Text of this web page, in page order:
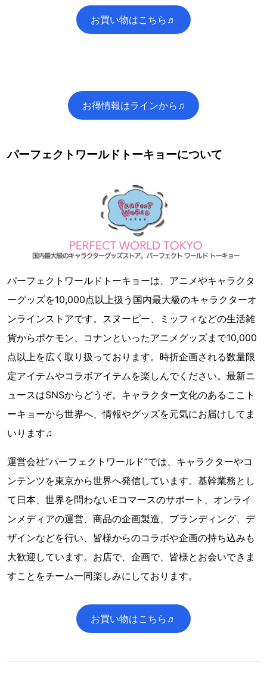
お買い物はこちら♬
お得情報はラインから♫
パーフェクトワールドトーキョーについて
パーフェクトワールドトーキョーは、アニメやキャラクタ
ーグッズを10,000点以上扱う国内最大級のキャラクターオ
ンラインストアです。スヌーピー、ミッフィなどの生活雑
貨からポケモン、コナンといったアニメグッズまで10,000
点以上を広く取り扱っております。時折企画される数量限
定アイテムやコラボアイテムを楽しんでください。最新ニ
ュースはSNSからどうぞ。キャラクター文化のあるここト
ーキョーから世界へ、情報やグッズを元気にお届けしてま
いります♫
運営会社”パーフェクトワールド”では、キャラクターやコ
ンテンツを東京から世界へ発信しています。基幹業務とし
て日本、世界を問わないEコマースのサポート、オンライ
ンメディアの運営、商品の企画製造、ブランディング、デ
ザインなどを行い、皆様からのコラボや企画の持ち込みも
大歓迎しています。お店で、企画で、皆様とお会いできま
すことをチーム一同楽しみにしております。
お買い物はこちら♬